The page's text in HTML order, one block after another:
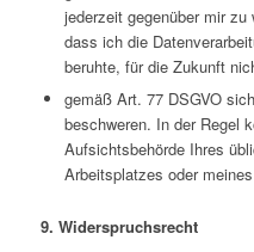
jederzeit gegenüber mir
dass ich die
beruhte, für die Zukunft
gemäß Art. 77 DSGVO
beschweren. In der Regel
Aufsichtsbehörde Ihres
Arbeitsplatzes oder
9. Widerspruchsrecht